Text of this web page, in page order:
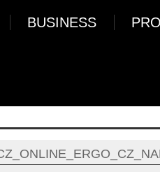
BUSINESS